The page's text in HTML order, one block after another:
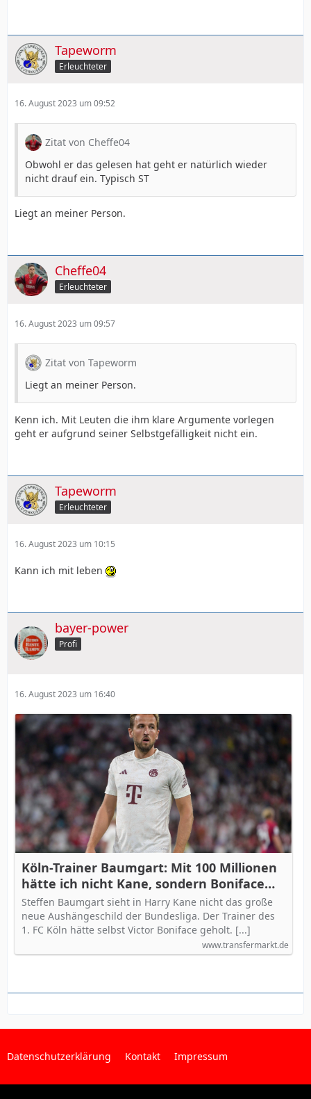
Tapeworm
Erleuchteter
16. August 2023 um 09:52
Zitat von Cheffe04
Obwohl er das gelesen hat geht er natürlich wieder
nicht drauf ein. Typisch ST
Liegt an meiner Person.
Cheffe04
Erleuchteter
16. August 2023 um 09:57
Zitat von Tapeworm
Liegt an meiner Person.
Kenn ich. Mit Leuten die ihm klare Argumente vorlegen
geht er aufgrund seiner Selbstgefälligkeit nicht ein.
Tapeworm
Erleuchteter
16. August 2023 um 10:15
Kann ich mit leben
bayer-power
Profi
16. August 2023 um 16:40
Köln-Trainer Baumgart: Mit 100 Millionen
hätte ich nicht Kane, sondern Boniface
geholt
Steffen Baumgart sieht in Harry Kane nicht das große
neue Aushängeschild der Bundesliga. Der Trainer des
1. FC Köln hätte selbst Victor Boniface geholt. [...]
www.transfermarkt.de
Datenschutzerklärung Kontakt Impressum